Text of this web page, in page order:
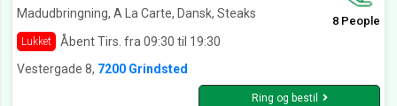
Madudbringning, A La Carte, Dansk, Steaks
Lukket Åbent Tirs. fra 09:30 til 19:30
8 People
Vestergade 8, 7200 Grindsted
Ring og bestil